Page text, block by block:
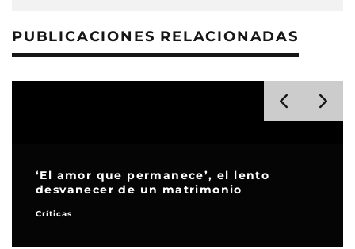
PUBLICACIONES RELACIONADAS
‘El amor que permanece’, el lento
desvanecer de un matrimonio
Críticas